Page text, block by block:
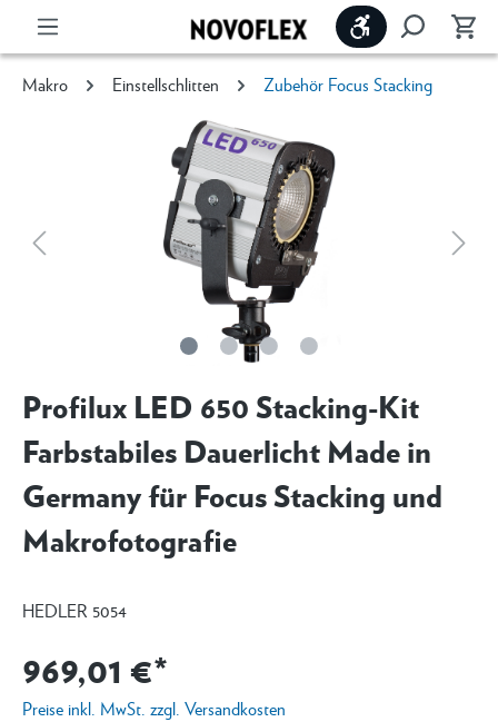
Werkzeugleiste
Makro Einstellschlitten Zubehör Focus Stacking
Profilux LED 650 Stacking-Kit
Farbstabiles Dauerlicht Made in
Germany für Focus Stacking und
Makrofotografie
HEDLER 5054
969,01 €*
Preise inkl. MwSt. zzgl. Versandkosten